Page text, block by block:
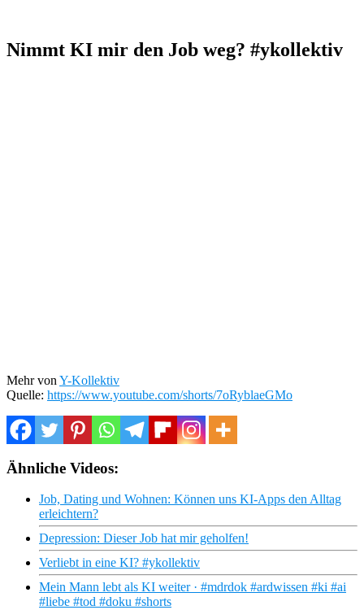
Nimmt KI mir den Job weg? #ykollektiv
Mehr von Y-Kollektiv
Quelle: https://www.youtube.com/shorts/7oRyblaeGMo
Ähnliche Videos:
Job, Dating und Wohnen: Können uns KI-Apps den Alltag
erleichtern?
Depression: Dieser Job hat mir geholfen!
Verliebt in eine KI? #ykollektiv
Mein Mann lebt als KI weiter · #mdrdok #ardwissen #ki #ai
#liebe #tod #doku #shorts